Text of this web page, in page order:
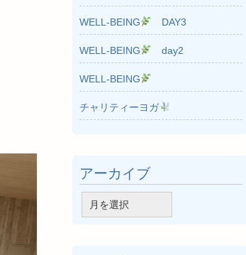
WELL-BEING DAY3
WELL-BEING day2
WELL-BEING
チャリティーヨガ
アーカイブ
ー